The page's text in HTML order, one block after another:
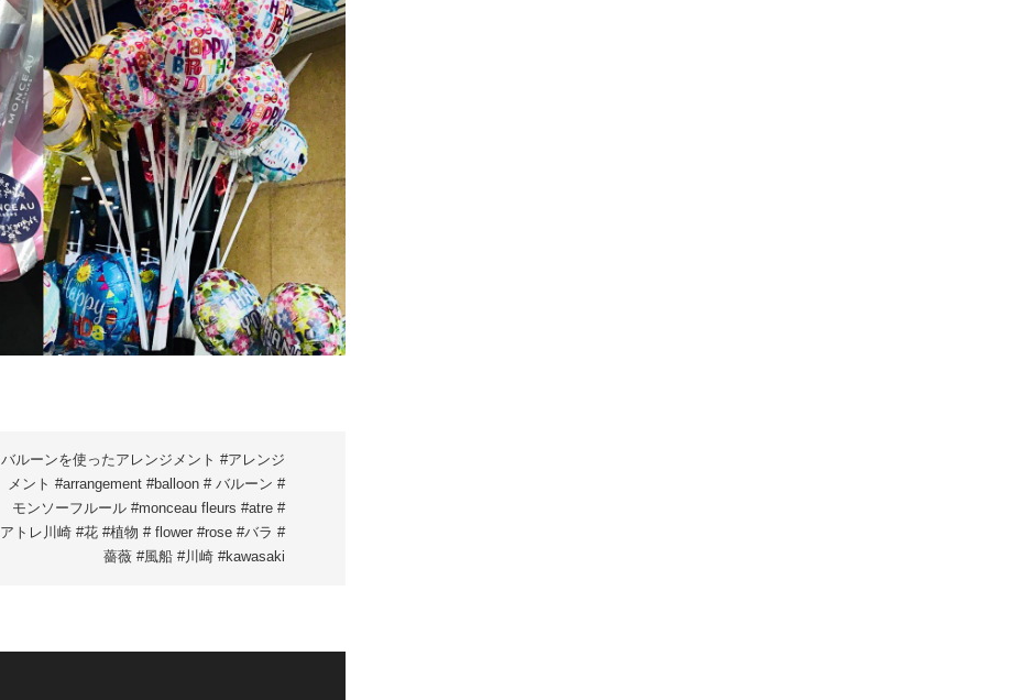
バルーンを使ったアレンジメント #アレンジ
メント #arrangement #balloon # バルーン #
モンソーフルール #monceau fleurs #atre #
アトレ川崎 #花 #植物 # flower #rose #バラ #
薔薇 #風船 #川崎 #kawasaki